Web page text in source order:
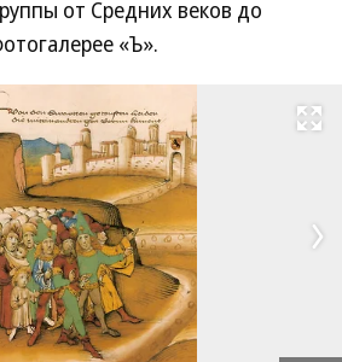
от Средних веков до
«Ъ».
Развернуть